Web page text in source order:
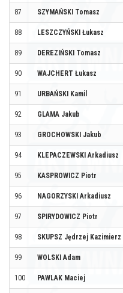
87 SZYMAŃSKI Tomasz
88 LESZCZYŃSKI Łukasz
89 DEREZIŃSKI Tomasz
90 WAJCHERT Łukasz
91 URBAŃSKI Kamil
92 GLAMA Jakub
93 GROCHOWSKI Jakub
94 KLEPACZEWSKI Arkadiusz
95 KASPROWICZ Piotr
96 NAGORZYSKI Arkadiusz
97 SPIRYDOWICZ Piotr
98 SKUPSZ Jędrzej Kazimierz
99 WOLSKI Adam
100 PAWLAK Maciej